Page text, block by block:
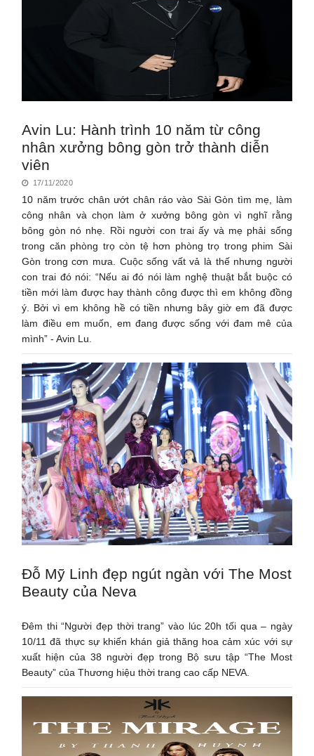
Avin Lu: Hành trình 10 năm từ công
nhân xưởng bông gòn trở thành diễn
viên
17/11/2020
10 năm trước chân ướt chân ráo vào Sài Gòn tìm mẹ, làm
công nhân và chọn làm ở xưởng bông gòn vì nghĩ rằng
bông gòn nó nhẹ. Rồi người con trai ấy và mẹ phải sống
trong căn phòng trọ còn tệ hơn phòng trọ trong phim Sài
Gòn trong cơn mưa. Cuộc sống vất vả là thế nhưng người
con trai đó nói: “Nếu ai đó nói làm nghệ thuật bắt buộc có
tiền mới làm được hay thành công được thì em không đồng
ý. Bởi vì em không hề có tiền nhưng bây giờ em đã được
làm điều em muốn, em đang được sống với đam mê của
mình” - Avin Lu.
Đỗ Mỹ Linh đẹp ngút ngàn với The Most
Beauty của Neva
Đêm thi “Người đẹp thời trang” vào lúc 20h tối qua – ngày
10/11 đã thực sự khiến khán giả thăng hoa cảm xúc với sự
xuất hiện của 38 người đẹp trong Bộ sưu tập “The Most
Beauty” của Thương hiệu thời trang cao cấp NEVA.